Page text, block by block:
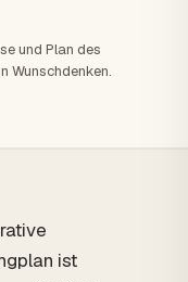
und Plan des
Wunschdenken.
ist